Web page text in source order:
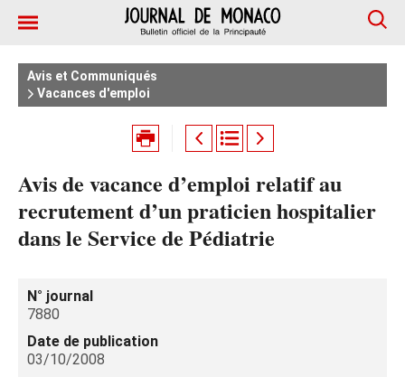
Avis et Communiqués
Vacances d'emploi
Avis de vacance d’emploi relatif au
recrutement d’un praticien hospitalier
dans le Service de Pédiatrie
N° journal
7880
Date de publication
03/10/2008